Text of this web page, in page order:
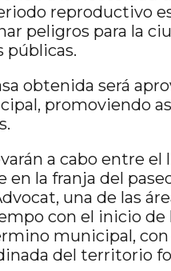
reproductivo
peligros para la
públicas.
obtenida será
promoviendo
a cabo entre
en la franja del
una de las
con el inicio de
municipal,
del territorio